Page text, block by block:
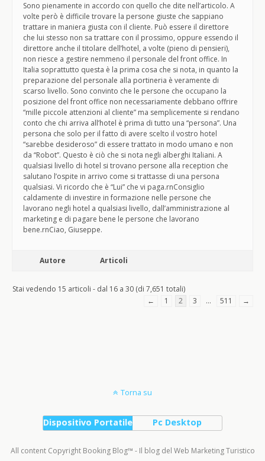
Sono pienamente in accordo con quello che dite nell’articolo. A
volte però è difficile trovare la persone giuste che sappiano
trattare in maniera giusta con il cliente. Può essere il direttore
che lui stesso non sa trattare con il prossimo, oppure essendo il
direttore anche il titolare dell’hotel, a volte (pieno di pensieri),
non riesce a gestire nemmeno il personale del front office. In
Italia soprattutto questa è la prima cosa che si nota, in quanto la
preparazione del personale alla portineria è veramente di
scarso livello. Sono convinto che le persone che occupano la
posizione del front office non necessariamente debbano offrire
“mille piccole attenzioni al cliente” ma semplicemente si rendano
conto che chi arriva all’hotel è prima di tutto una “persona”. Una
persona che solo per il fatto di avere scelto il vostro hotel
“sarebbe desideroso” di essere trattato in modo umano e non
da “Robot”. Questo è ciò che si nota negli alberghi Italiani. A
qualsiasi livello di hotel si trovano persone alla reception che
salutano l’ospite in arrivo come si trattasse di una persona
qualsiasi. Vi ricordo che è “Lui” che vi paga.rnConsiglio
caldamente di investire in formazione nelle persone che
lavorano negli hotel a qualsiasi livello, dall’amministrazione al
marketing e di pagare bene le persone che lavorano
bene.rnCiao, Giuseppe.
Autore Articoli
Stai vedendo 15 articoli - dal 16 a 30 (di 7,651 totali)
←
1 2 3 … 511 →
Torna su
Dispositivo Portatile Pc Desktop
All content Copyright Booking Blog™ - Il blog del Web Marketing Turistico